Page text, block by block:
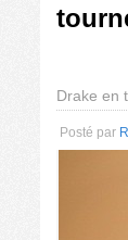
Drake en
Posté par